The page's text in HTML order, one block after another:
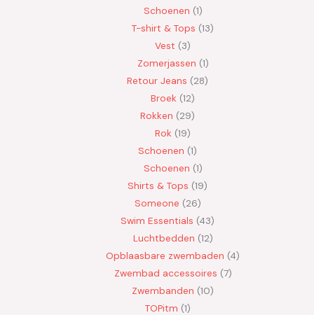
Schoenen 1
T-shirt & Tops 13
Vest
3
Zomerjassen 1
Retour Jeans
28
Broek 12
Rokken
29
Rok 19
Schoenen 1
Schoenen 1
Shirts & Tops 19
Someone 26
Swim Essentials 43
Luchtbedden 12
Opblaasbare zwembaden 4
Zwembad accessoires 7
Zwembanden 10
TOPitm 1